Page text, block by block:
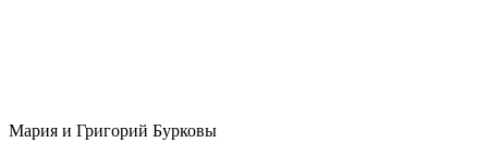
Мария и Григорий Бурковы